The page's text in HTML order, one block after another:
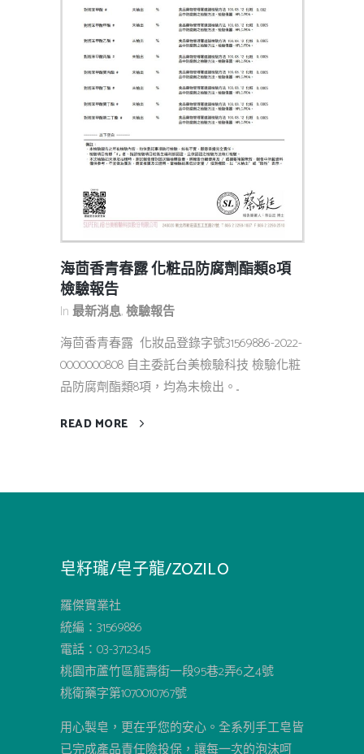
海茴香青春露 化粧品防腐劑酯類8項
檢驗報告
In 最新消息,檢驗報告
海茴香青春露 化妝品登錄字號31569886-2022-
0000000808 自主委託台美檢驗科技 檢驗化粧
品防腐劑酯類8項，均為未檢出。...
READ MORE
皂籽瓏/皂子龍/ZOZILO
羅傑實業社
統編：31569886
電話：03-3712345
桃園市蘆竹區龍壽街一段95巷2弄6之4號
桃衛藥字第1070010767號
用心製皂，更在乎您的安心。全系列手工皂皆
已完成產品責任險投保，讓每一次的泡沫呵